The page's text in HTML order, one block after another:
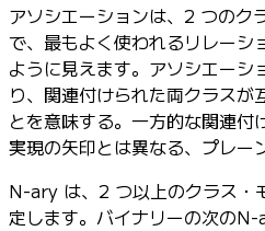
アソシエーションは、2 つのク
で、最もよく使われるリレーシ
ように見えます。アソシエーシ
り、関連付けられた両クラスが
とを意味する。一方的な関連付
実現の矢印とは異なる、プレー
N-ary は、2 つ以上のクラス・
定します。バイナリーの次の